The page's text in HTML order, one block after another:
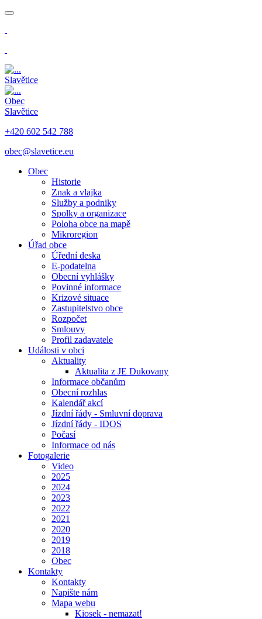
Slavětice
Obec
Slavětice
+420 602 542 788
obec@slavetice.eu
Obec
Historie
Znak a vlajka
Služby a podniky
Spolky a organizace
Poloha obce na mapě
Mikroregion
Úřad obce
Úřední deska
E-podatelna
Obecní vyhlášky
Povinné informace
Krizové situace
Zastupitelstvo obce
Rozpočet
Smlouvy
Profil zadavatele
Události v obci
Aktuality
Aktualita z JE Dukovany
Informace občanům
Obecní rozhlas
Kalendář akcí
Jízdní řády - Smluvní doprava
Jízdní řády - IDOS
Počasí
Informace od nás
Fotogalerie
Video
2025
2024
2023
2022
2021
2020
2019
2018
Obec
Kontakty
Kontakty
Napište nám
Mapa webu
Kiosek - nemazat!